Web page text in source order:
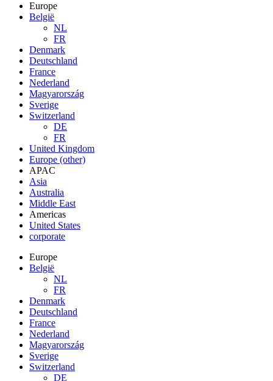
Europe
België
NL
FR
Denmark
Deutschland
France
Nederland
Magyarország
Sverige
Switzerland
DE
FR
United Kingdom
Europe (other)
APAC
Asia
Australia
Middle East
Americas
United States
corporate
Europe
België
NL
FR
Denmark
Deutschland
France
Nederland
Magyarország
Sverige
Switzerland
DE